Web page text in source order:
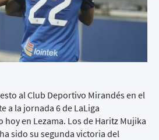
al Club Deportivo Mirandés en el
a la jornada 6 de LaLiga
en Lezama. Los de Haritz Mujika
sido su segunda victoria del